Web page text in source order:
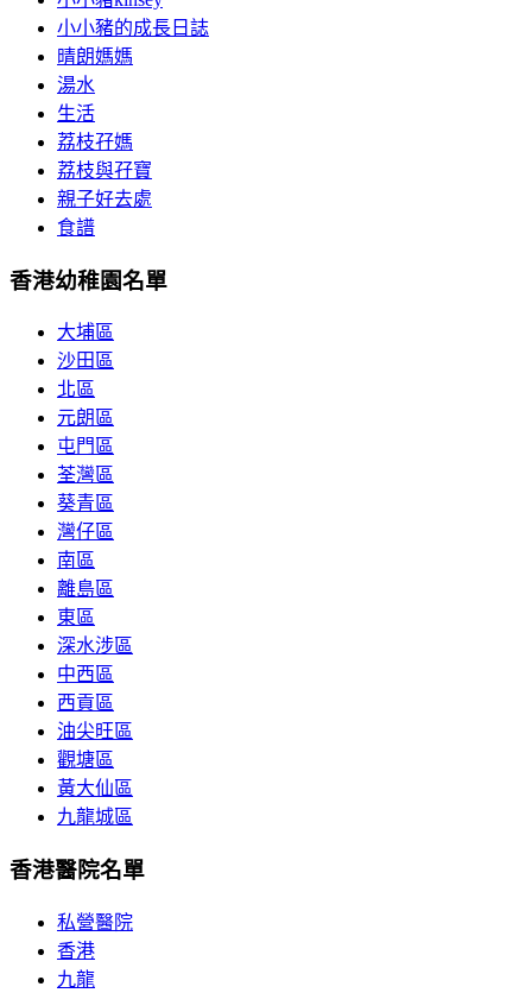
小小豬的成長日誌
晴朗媽媽
湯水
生活
荔枝孖媽
荔枝與孖寶
親子好去處
食譜
香港幼稚園名單
大埔區
沙田區
北區
元朗區
屯門區
荃灣區
葵青區
灣仔區
南區
離島區
東區
深水涉區
中西區
西貢區
油尖旺區
觀塘區
黃大仙區
九龍城區
香港醫院名單
私營醫院
香港
九龍